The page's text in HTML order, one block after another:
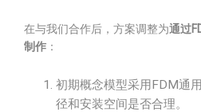
在与我们合作后，方案调整为通过
制作 ：
初期概念模型采用FDM通
径和安装空间是否合理。